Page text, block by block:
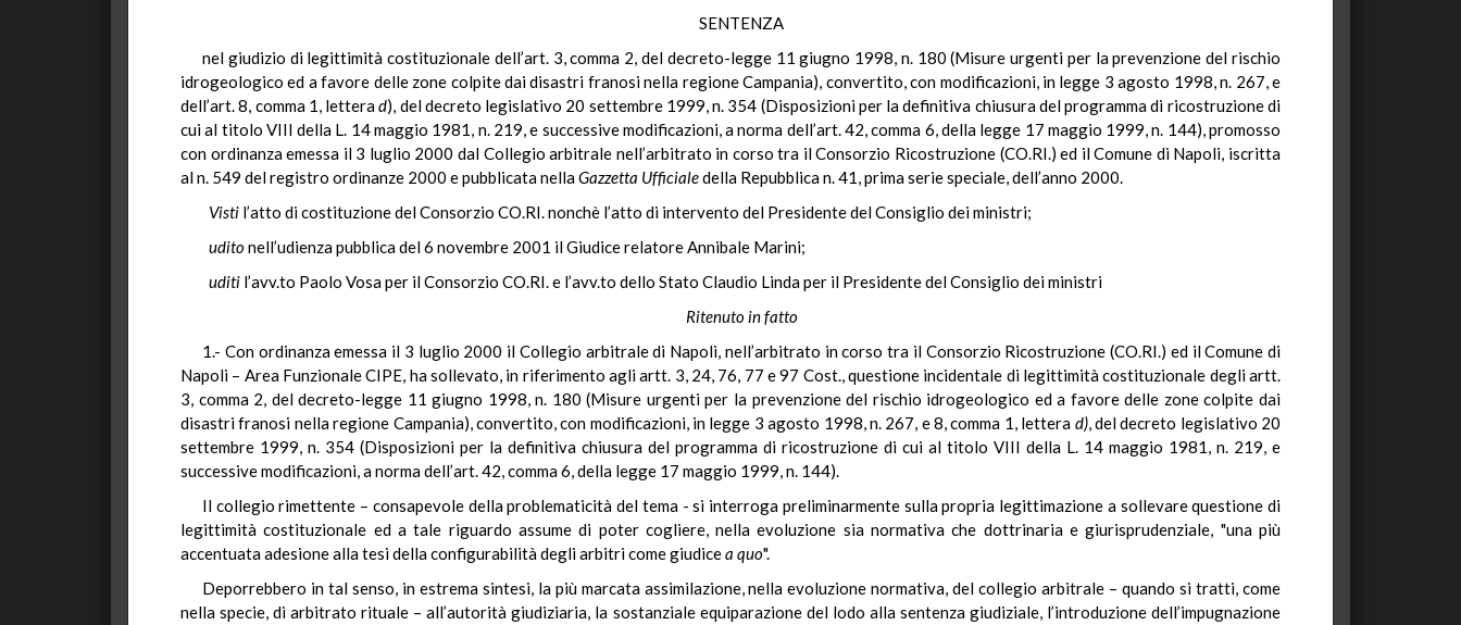
SENTENZA
nel giudizio di legittimità costituzionale dell’art. 3, comma 2, del decreto-legge 11 giugno 1998, n. 180 (Misure urgenti per la prevenzione del rischio
idrogeologico ed a favore delle zone colpite dai disastri franosi nella regione Campania), convertito, con modificazioni, in legge 3 agosto 1998, n. 267, e
dell’art. 8, comma 1, letterad), del decreto legislativo 20 settembre 1999, n. 354 (Disposizioni per la definitiva chiusura del programma di ricostruzione di
cui al titolo VIII della L. 14 maggio 1981, n. 219, e successive modificazioni, a norma dell’art. 42, comma 6, della legge 17 maggio 1999, n. 144), promosso
con ordinanza emessa il 3 luglio 2000 dal Collegio arbitrale nell’arbitrato in corso tra il Consorzio Ricostruzione (CO.RI.) ed il Comune di Napoli, iscritta
al n. 549 del registro ordinanze 2000 e pubblicata nellaGazzetta Ufficialedella Repubblica n. 41, prima serie speciale, dell’anno 2000.
Visti l’atto di costituzione del Consorzio CO.RI. nonchè l’atto di intervento del Presidente del Consiglio dei ministri;
uditonell’udienza pubblica del 6 novembre 2001 il Giudice relatore Annibale Marini;
uditi l’avv.to Paolo Vosa per il Consorzio CO.RI. e l’avv.to dello Stato Claudio Linda per il Presidente del Consiglio dei ministri
Ritenuto in fatto
1.- Con ordinanza emessa il 3 luglio 2000 il Collegio arbitrale di Napoli, nell’arbitrato in corso tra il Consorzio Ricostruzione (CO.RI.) ed il Comune di
Napoli – Area Funzionale CIPE, ha sollevato, in riferimento agli artt. 3, 24, 76, 77 e 97 Cost., questione incidentale di legittimità costituzionale degli artt.
3, comma 2, del decreto-legge 11 giugno 1998, n. 180 (Misure urgenti per la prevenzione del rischio idrogeologico ed a favore delle zone colpite dai
disastri franosi nella regione Campania), convertito, con modificazioni, in legge 3 agosto 1998, n. 267, e 8, comma 1, lettera d), del decreto legislativo 20
settembre 1999, n. 354 (Disposizioni per la definitiva chiusura del programma di ricostruzione di cui al titolo VIII della L. 14 maggio 1981, n. 219, e
successive modificazioni, a norma dell’art. 42, comma 6, della legge 17 maggio 1999, n. 144).
Il collegio rimettente – consapevole della problematicità del tema - si interroga preliminarmente sulla propria legittimazione a sollevare questione di
legittimità costituzionale ed a tale riguardo assume di poter cogliere, nella evoluzione sia normativa che dottrinaria e giurisprudenziale, "una più
accentuata adesione alla tesi della configurabilità degli arbitri come giudicea quo".
Deporrebbero in tal senso, in estrema sintesi, la più marcata assimilazione, nella evoluzione normativa, del collegio arbitrale – quando si tratti, come
nella specie, di arbitrato rituale – all’autorità giudiziaria, la sostanziale equiparazione del lodo alla sentenza giudiziale, l’introduzione dell’impugnazione